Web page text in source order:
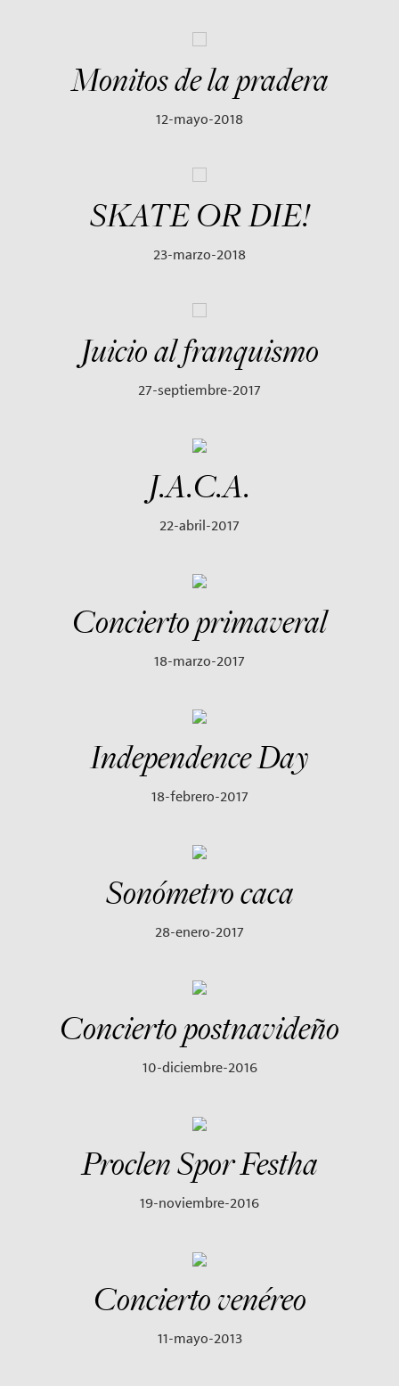
Monitos de la pradera
12-mayo-2018
SKATE OR DIE!
23-marzo-2018
Juicio al franquismo
27-septiembre-2017
J.A.C.A.
22-abril-2017
Concierto primaveral
18-marzo-2017
Independence Day
18-febrero-2017
Sonómetro caca
28-enero-2017
Concierto postnavideño
10-diciembre-2016
Proclen Spor Festha
19-noviembre-2016
Concierto venéreo
11-mayo-2013